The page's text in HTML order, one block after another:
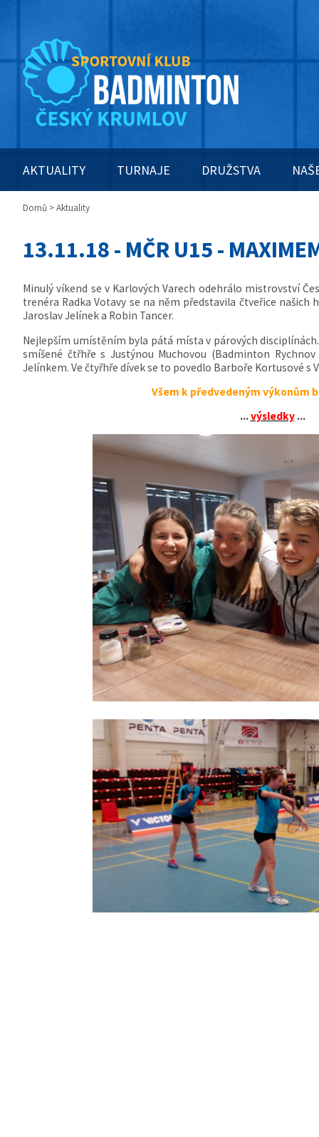
AKTUALITY TURNAJE DRUŽSTVA
Domů > Aktuality
13.11.18 - MČR U15 -
Minulý víkend se v Karlových Varech odehrálo mistrovství
trenéra Radka Votavy se na něm představila čtveřice našich
Jaroslav Jelínek a Robin Tancer.
Nejlepším umístěním byla pátá místa v párových
smíšené čtřhře s Justýnou Muchovou (Badminton
Jelínkem. Ve čtyřhře dívek se to povedlo Barboře Kortusové s
Všem k předvedeným výkonům
...výsledky...